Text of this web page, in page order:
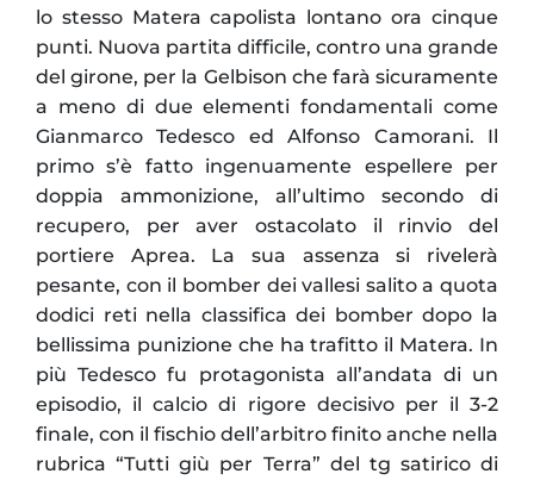
lo stesso Matera capolista lontano ora cinque
punti. Nuova partita difficile, contro una grande
del girone, per la Gelbison che farà sicuramente
a meno di due elementi fondamentali come
Gianmarco Tedesco ed Alfonso Camorani. Il
primo s’è fatto ingenuamente espellere per
doppia ammonizione, all’ultimo secondo di
recupero, per aver ostacolato il rinvio del
portiere Aprea. La sua assenza si rivelerà
pesante, con il bomber dei vallesi salito a quota
dodici reti nella classifica dei bomber dopo la
bellissima punizione che ha trafitto il Matera. In
più Tedesco fu protagonista all’andata di un
episodio, il calcio di rigore decisivo per il 3-2
finale, con il fischio dell’arbitro finito anche nella
rubrica “Tutti giù per Terra” del tg satirico di